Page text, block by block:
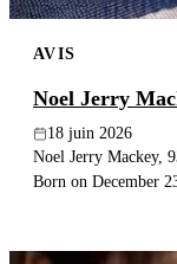
AVIS
Noel Jerry
18 juin 2026
Noel Jerry Mackey,
Born on December